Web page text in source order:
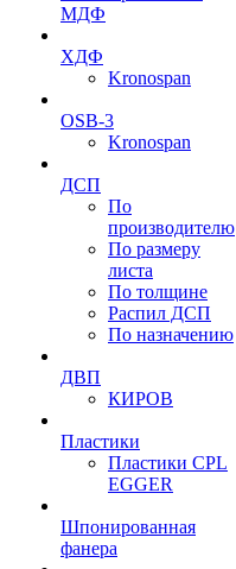
МДФ
ХДФ
Kronospan
OSB-3
Kronospan
ДСП
По
производителю
По размеру
листа
По толщине
Распил ДСП
По назначению
ДВП
КИРОВ
Пластики
Пластики CPL
EGGER
Шпонированная
фанера